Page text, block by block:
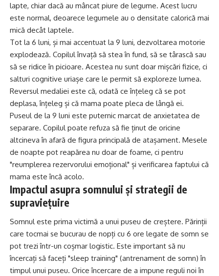
lapte, chiar dacă au mâncat piure de legume. Acest lucru
este normal, deoarece legumele au o densitate calorică mai
mică decât laptele.
Tot la 6 luni, și mai accentuat la 9 luni, dezvoltarea motorie
explodează. Copilul învață să stea în fund, să se târască sau
să se ridice în picioare. Acestea nu sunt doar mișcări fizice, ci
salturi cognitive uriașe care le permit să exploreze lumea.
Reversul medaliei este că, odată ce înțeleg că se pot
deplasa, înțeleg și că mama poate pleca de lângă ei.
Puseul de la 9 luni este puternic marcat de anxietatea de
separare. Copilul poate refuza să fie ținut de oricine
altcineva în afară de figura principală de atașament. Mesele
de noapte pot reapărea nu doar de foame, ci pentru
"reumplerea rezervorului emoțional" și verificarea faptului că
mama este încă acolo.
Impactul asupra somnului și strategii de
supraviețuire
Somnul este prima victimă a unui puseu de creștere. Părinții
care tocmai se bucurau de nopți cu 6 ore legate de somn se
pot trezi într-un coșmar logistic. Este important să nu
încercați să faceți "sleep training" (antrenament de somn) în
timpul unui puseu. Orice încercare de a impune reguli noi în